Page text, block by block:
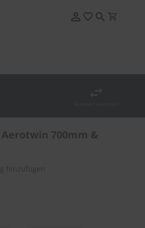
Aerotwin 700mm &
hinzufügen